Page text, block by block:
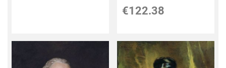
€122.38